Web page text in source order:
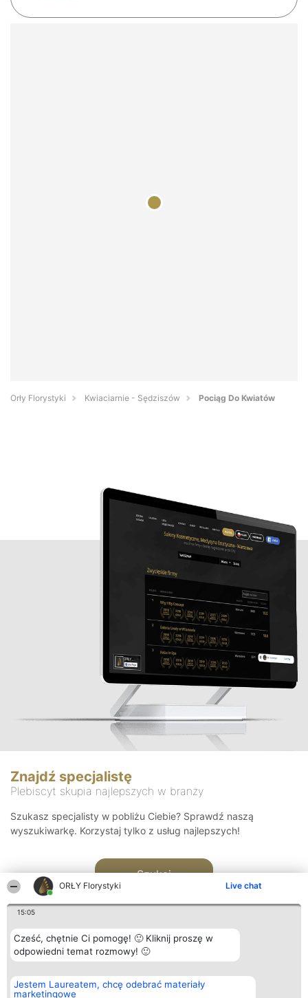
ORŁY Florystyki Live chat
15:05
Cześć, chętnie Ci pomogę! 🙂 Kliknij proszę w
odpowiedni temat rozmowy! 🙂
Jestem Laureatem, chcę odebrać materiały
marketingowe
Orły Florystyki Kwiaciarnie - Sędziszów Pociąg Do Kwiatów
Znajdź specjalistę
Plebiscyt skupia najlepszych w branży
Szukasz specjalisty w pobliżu Ciebie? Sprawdź naszą
wyszukiwarkę. Korzystaj tylko z usług najlepszych!
Szukaj
Organizator plebiscytu
Bright Side Solutions sp. z o.
o. sp. k.
Plebiscyt
Laureaci
Kontakt
Kontakt